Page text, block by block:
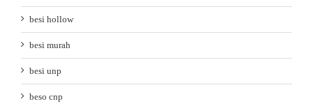
besi hollow
besi murah
besi unp
beso cnp